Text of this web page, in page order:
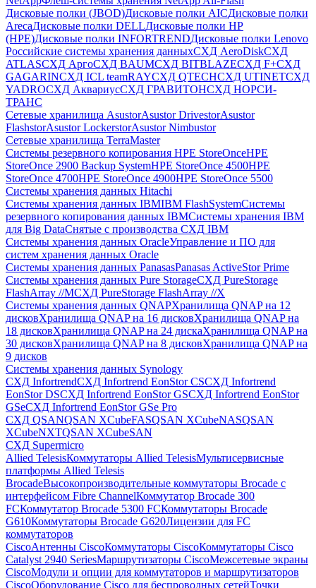
Дисковые полки (JBOD)Дисковые полки AICДисковые полки
ArecaДисковые полки DELLДисковые полки HP
(HPE)Дисковые полки INFORTRENDДисковые полки Lenovo
Российские системы хранения данныхСХД AeroDiskСХД
ATLASСХД AргоСХД BAUMСХД BITBLAZEСХД F+СХД
GAGARINСХД ICL teamRAYСХД QTECHСХД UTINETСХД
YADROСХД АквариусСХД ГРАВИТОНСХД НОРСИ-
ТРАНС
Сетевые хранилища AsustorAsustor DrivestorAsustor
FlashstorAsustor LockerstorAsustor Nimbustor
Сетевые хранилища TerraMaster
Системы резервного копирования HPE StoreOnceHPE
StoreOnce 2900 Backup SystemHPE StoreOnce 4500HPE
StoreOnce 4700HPE StoreOnce 4900HPE StoreOnce 5500
Системы хранения данных Hitachi
Системы хранения данных IBMIBM FlashSystemСистемы
резервного копирования данных IBMСистемы хранения IBM
для Big DataСнятые с производства СХД IBM
Системы хранения данных OracleУправление и ПО для
систем хранения данных Oracle
Системы хранения данных PanasasPanasas ActiveStor Prime
Системы хранения данных Pure StorageСХД PureStorage
FlashArray //MСХД PureStorage FlashArray //X
Системы хранения данных QNAPХранилища QNAP на 12
дисковХранилища QNAP на 16 дисковХранилища QNAP на
18 дисковХранилища QNAP на 24 дискаХранилища QNAP на
30 дисковХранилища QNAP на 8 дисковХранилища QNAP на
9 дисков
Системы хранения данных Synology
СХД InfortrendСХД Infortrend EonStor CSСХД Infortrend
EonStor DSСХД Infortrend EonStor GSСХД Infortrend EonStor
GSeСХД Infortrend EonStor GSe Pro
СХД QSANQSAN XCubeFASQSAN XCubeNASQSAN
XCubeNXTQSAN XCubeSAN
СХД Supermicro
Allied TelesisКоммутаторы Allied TelesisМультисервисные
платформы Allied Telesis
BrocadeВысокопроизводительные коммутаторы Brocade с
интерфейсом Fibre ChannelКоммутатор Brocade 300
FCКоммутатор Brocade 5300 FCКоммутаторы Brocade
G610Коммутаторы Brocade G620Лицензии для FC
коммутаторов
CiscoАнтенны CiscoКоммутаторы CiscoКоммутаторы Cisco
Catalyst 2940 SeriesМаршрутизаторы CiscoМежсетевые экраны
CiscoМодули и опции для коммутаторов и маршрутизаторов
CiscoОборудование Cisco для беспроводных сетейТочки